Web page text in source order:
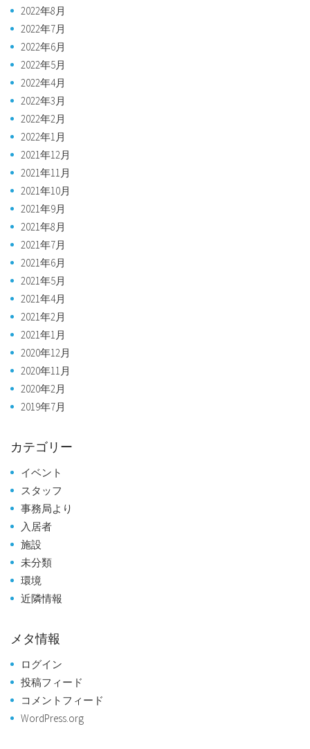
2022年8月
2022年7月
2022年6月
2022年5月
2022年4月
2022年3月
2022年2月
2022年1月
2021年12月
2021年11月
2021年10月
2021年9月
2021年8月
2021年7月
2021年6月
2021年5月
2021年4月
2021年2月
2021年1月
2020年12月
2020年11月
2020年2月
2019年7月
カテゴリー
イベント
スタッフ
事務局より
入居者
施設
未分類
環境
近隣情報
メタ情報
ログイン
投稿フィード
コメントフィード
WordPress.org